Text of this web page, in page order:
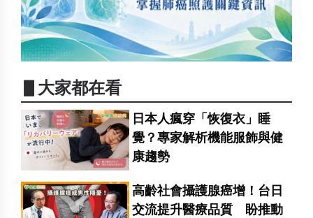
▋大家都在看
日本人瘋穿「恢復衣」睡
覺？專家解析機能服飾與健
康趨勢
高齡社會攝護腺癌增！台日
交流提升醫療品質 盼推動